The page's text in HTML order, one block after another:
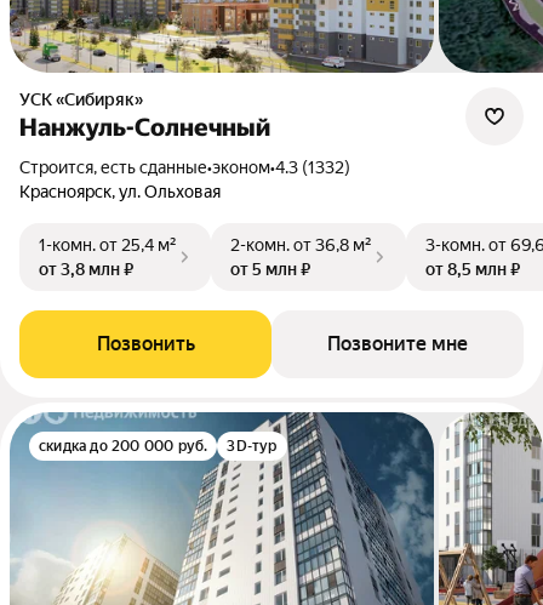
УСК «Сибиряк»
Нанжуль-Солнечный
Строится, есть сданные•эконом•4.3 (1332)
Красноярск, ул. Ольховая
1-комн.от 25,4 м²
от 3,8 млн ₽
2-комн.от 36,8 м²
от 5 млн ₽
3-комн.от
от 8,5 млн ₽
Позвонить Позвоните мне
скидка до 200 000 руб. 3D-тур